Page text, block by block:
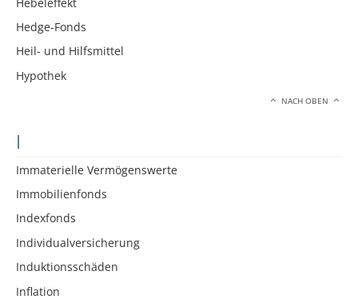
Hedge-Fonds
Heil- und Hilfsmittel
Hypothek
NACH OBEN
I
Immaterielle Vermögenswerte
Immobilienfonds
Indexfonds
Individualversicherung
Induktionsschäden
Inflation